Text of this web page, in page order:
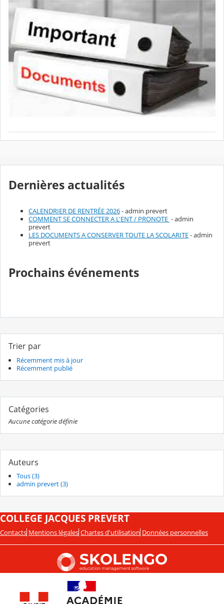
Dernières actualités
CALENDRIER DE RENTRÉE 2026- admin prevert
COMMENT SE CONNECTER A L'ENT / PRONOTE - admin
prevert
LES DOCUMENTS A CONSERVER TOUTE LA SCOLARITE- admin
prevert
Prochains événements
Trier par
Récemment mis à jour
Récemment publié
Catégories
Aucune catégorie définie
Auteurs
Tous (3)
admin prevert (3)
COLLEGE JACQUES PREVERT
Contacts Mentions légales Chartes d'utilisation Données personnelles